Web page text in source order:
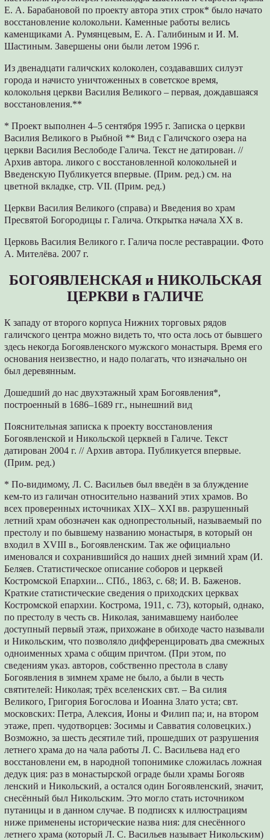
Е. А. Барабановой по проекту автора этих строк* было начато
восстановление колокольни. Каменные работы велись
каменщиками А. Румянцевым, Е. А. Галибиным и И. М.
Шастиным. Завершены они были летом 1996 г.
Из двенадцати галичских колоколен, создававших силуэт
города и начисто уничтоженных в советское время,
колокольня церкви Василия Великого – первая, дождавшаяся
восстановления.**
* Проект выполнен 4–5 сентября 1995 г. Записка о церкви
Василия Великого в Рыбной ** Вид с Галичского озера на
церкви Василия Веслободе Галича. Текст не датирован. //
Архив автора. ликого с восстановленной колокольней и
Введенскую Публикуется впервые. (Прим. ред.) см. на
цветной вкладке, стр. VII. (Прим. ред.)
Церкви Василия Великого (справа) и Введения во храм
Пресвятой Богородицы г. Галича. Открытка начала XX в.
Церковь Василия Великого г. Галича после реставрации. Фото
А. Мителёва. 2007 г.
БОГОЯВЛЕНСКАЯ и НИКОЛЬСКАЯ
ЦЕРКВИ в ГАЛИЧЕ
К западу от второго корпуса Нижних торговых рядов
галичского центра можно видеть то, что оста лось от бывшего
здесь некогда Богоявленского мужского монастыря. Время его
основания неизвестно, и надо полагать, что изначально он
был деревянным.
Дошедший до нас двухэтажный храм Богоявления*,
построенный в 1686–1689 гг., нынешний вид
Пояснительная записка к проекту восстановления
Богоявленской и Никольской церквей в Галиче. Текст
датирован 2004 г. // Архив автора. Публикуется впервые.
(Прим. ред.)
* По-видимому, Л. С. Васильев был введён в за блуждение
кем-то из галичан относительно названий этих храмов. Во
всех проверенных источниках XIX– XXI вв. разрушенный
летний храм обозначен как однопрестольный, называемый по
престолу и по бывшему названию монастыря, в который он
входил в XVIII в., Богоявленским. Так же официально
именовался и сохранившийся до наших дней зимний храм (И.
Беляев. Статистическое описание соборов и церквей
Костромской Епархии... СПб., 1863, с. 68; И. В. Баженов.
Краткие статистические сведения о приходских церквах
Костромской епархии. Кострома, 1911, с. 73), который, однако,
по престолу в честь св. Николая, занимавшему наиболее
доступный первый этаж, прихожане в обиходе часто называли
и Никольским, что позволяло дифференцировать два смежных
одноименных храма с общим причтом. (При этом, по
сведениям указ. авторов, собственно престола в славу
Богоявления в зимнем храме не было, а были в честь
святителей: Николая; трёх вселенских свт. – Ва силия
Великого, Григория Богослова и Иоанна Злато уста; свт.
московских: Петра, Алексия, Ионы и Филип па; и, на втором
этаже, преп. чудотворцев: Зосимы и Савватия соловецких.)
Возможно, за шесть десятиле тий, прошедших от разрушения
летнего храма до на чала работы Л. С. Васильева над его
восстановлени ем, в народной топонимике сложилась ложная
дедук ция: раз в монастырской ограде были храмы Богояв
ленский и Никольский, а остался один Богоявленский, значит,
снесённый был Никольским. Это могло стать источником
путаницы и в данном случае. В подписях к иллюстрациям
ниже применены исторические назва ния: для снесённого
летнего храма (который Л. С. Васильев называет Никольским)